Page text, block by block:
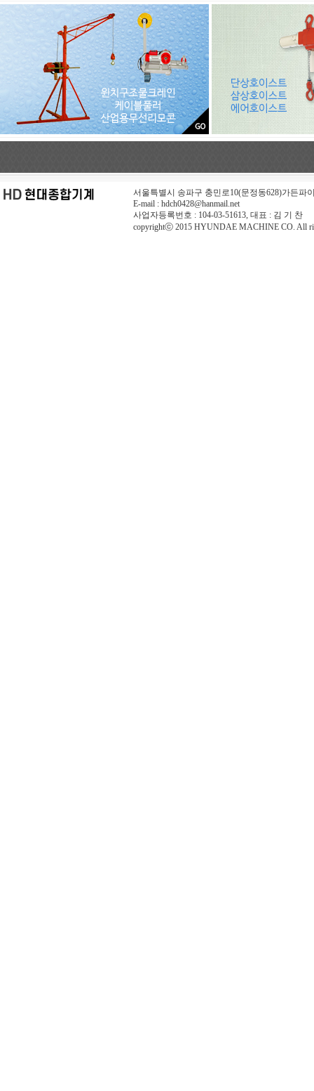
서울특별시 송파구 충민로10(문정동628)가든파
E-mail : hdch0428@hanmail.net
사업자등록번호 : 104-03-51613, 대표 : 김 기 찬
copyrightⓒ 2015 HYUNDAE MACHINE CO. All